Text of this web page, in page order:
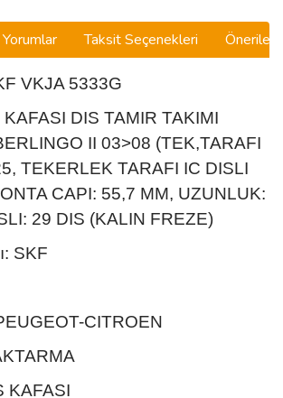
Yorumlar Taksit Seçenekleri
VKJA 5333G
KAFASI DIS TAMIR TAKIMI
II 03>08 (TEK,TARAFI
TEKERLEK TARAFI IC DISLI
CAPI: 55,7 MM, UZUNLUK:
29 DIS (KALIN FREZE)
SKF
CITROEN
KAFASI